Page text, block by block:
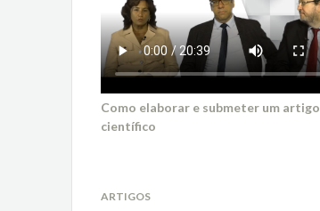
Como elaborar e submeter um artigo
científico
ARTIGOS